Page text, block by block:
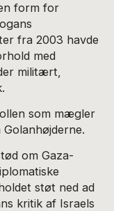
form for
fra 2003 havde
med
militært,
som mægler
om Gaza-
støt ned ad
kritik af Israels